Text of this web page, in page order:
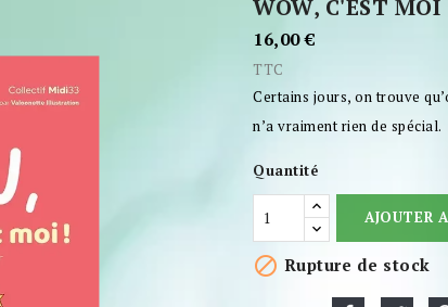
WOW, C'EST MOI
16,00 €
TTC
Certains jours, on trouve
n’a vraiment rien de spécial.
Quantité
AJOUTER
 Rupture de stock